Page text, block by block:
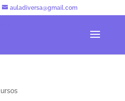
auladiversa@gmail.com